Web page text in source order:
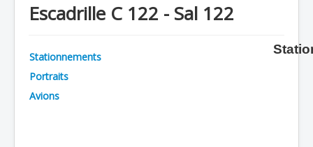
Chronologie
Avions
Escadrille C 122 - Sal 122
Stationnements
Portraits
Avions